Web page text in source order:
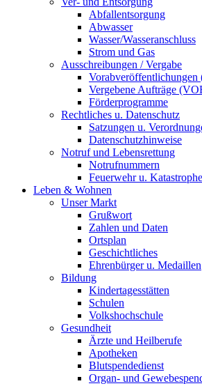
Abfallentsorgung
Abwasser
Wasser/Wasseranschluss
Strom und Gas
Ausschreibungen / Vergabe
Vergebene Aufträge
Förderprogramme
Rechtliches u. Datenschutz
Satzungen u.
Datenschutzhinweise
Notruf und Lebensrettung
Notrufnummern
Feuerwehr u.
Leben & Wohnen
Unser Markt
Grußwort
Zahlen und Daten
Ortsplan
Geschichtliches
Ehrenbürger u. Medaillen
Bildung
Kindertagesstätten
Schulen
Volkshochschule
Gesundheit
Ärzte und Heilberufe
Apotheken
Blutspendedienst
Organ- und